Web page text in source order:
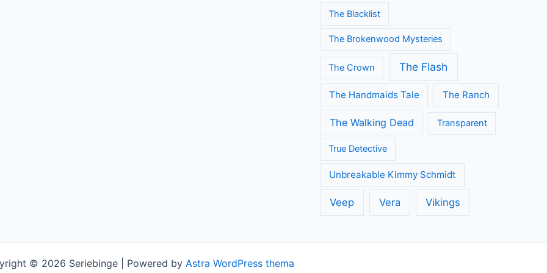
The Blacklist
The Brokenwood Mysteries
The Crown The Flash
The Handmaids Tale The Ranch
The Walking Dead Transparent
True Detective
Unbreakable Kimmy Schmidt
Veep Vera Vikings
© 2026 Seriebinge | Powered by Astra WordPress thema